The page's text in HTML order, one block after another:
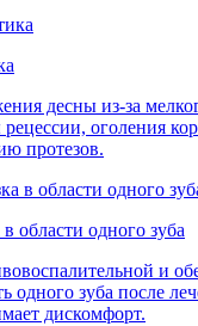
десны из-за
оголения
протезов.
области одного зуба
и
одного зуба после
дискомфорт.